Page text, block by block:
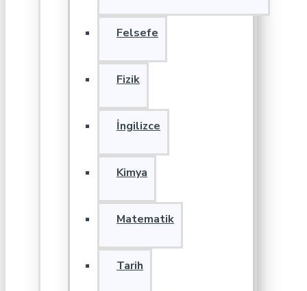
Felsefe
Fizik
İngilizce
Kimya
Matematik
Tarih